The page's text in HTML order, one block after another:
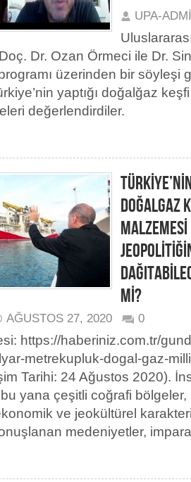
UPA-
Dr. Ozan Örmeci ile Dr.
üzerinden bir söyleşi
yaptığı doğalğaz
değerlendirdiler.
DOĞALGAZ
Mİ?
AĞUSTOS 27, 2020 0
https://haberiniz.com.tr/
metrekupluk-dogal-gaz-
Tarihi: 24 Ağustos 2020).
bu yana çeşitli coğrafi
ve jeokültürel
medeniyetler,